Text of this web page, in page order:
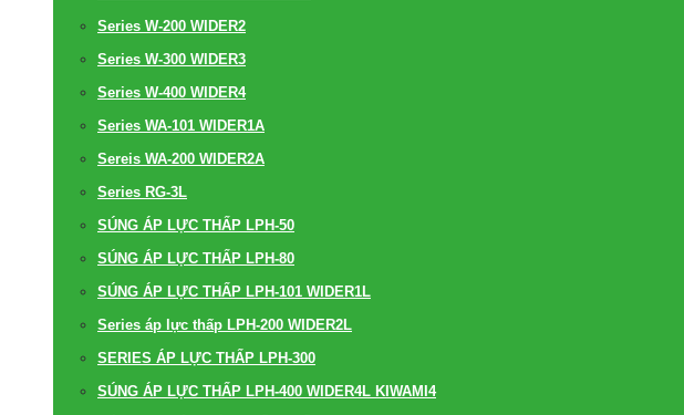
Series W-200 WIDER2
Series W-300 WIDER3
Series W-400 WIDER4
Series WA-101 WIDER1A
Sereis WA-200 WIDER2A
Series RG-3L
SÚNG ÁP LỰC THẤP LPH-50
SÚNG ÁP LỰC THẤP LPH-80
SÚNG ÁP LỰC THẤP LPH-101 WIDER1L
Series áp lực thấp LPH-200 WIDER2L
SERIES ÁP LỰC THẤP LPH-300
SÚNG ÁP LỰC THẤP LPH-400 WIDER4L KIWAMI4